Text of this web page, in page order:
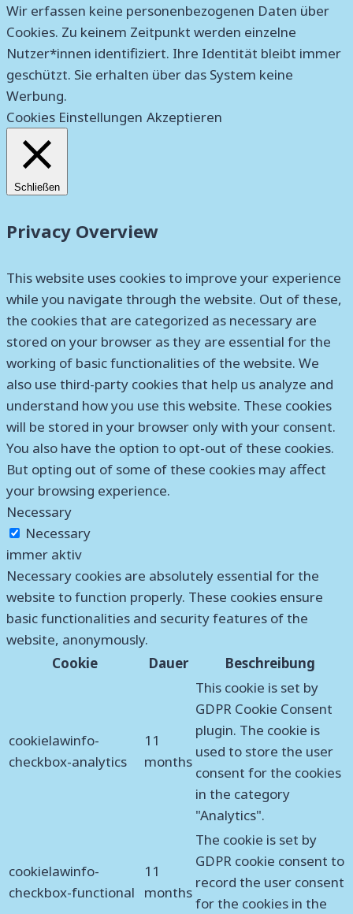
Wir erfassen keine personenbezogenen Daten über
Cookies. Zu keinem Zeitpunkt werden einzelne
Nutzer*innen identifiziert. Ihre Identität bleibt immer
geschützt. Sie erhalten über das System keine
Werbung.
Cookies Einstellungen Akzeptieren
Schließen
Privacy Overview
This website uses cookies to improve your experience
while you navigate through the website. Out of these,
the cookies that are categorized as necessary are
stored on your browser as they are essential for the
working of basic functionalities of the website. We
also use third-party cookies that help us analyze and
understand how you use this website. These cookies
will be stored in your browser only with your consent.
You also have the option to opt-out of these cookies.
But opting out of some of these cookies may affect
your browsing experience.
Necessary
Necessary
immer aktiv
Necessary cookies are absolutely essential for the
website to function properly. These cookies ensure
basic functionalities and security features of the
website, anonymously.
Cookie
Dauer Beschreibung
cookielawinfo-
checkbox-analytics
11
months
This cookie is set by
GDPR Cookie Consent
plugin. The cookie is
used to store the user
consent for the cookies
in the category
"Analytics".
cookielawinfo-
checkbox-functional
11
months
The cookie is set by
GDPR cookie consent to
record the user consent
for the cookies in the